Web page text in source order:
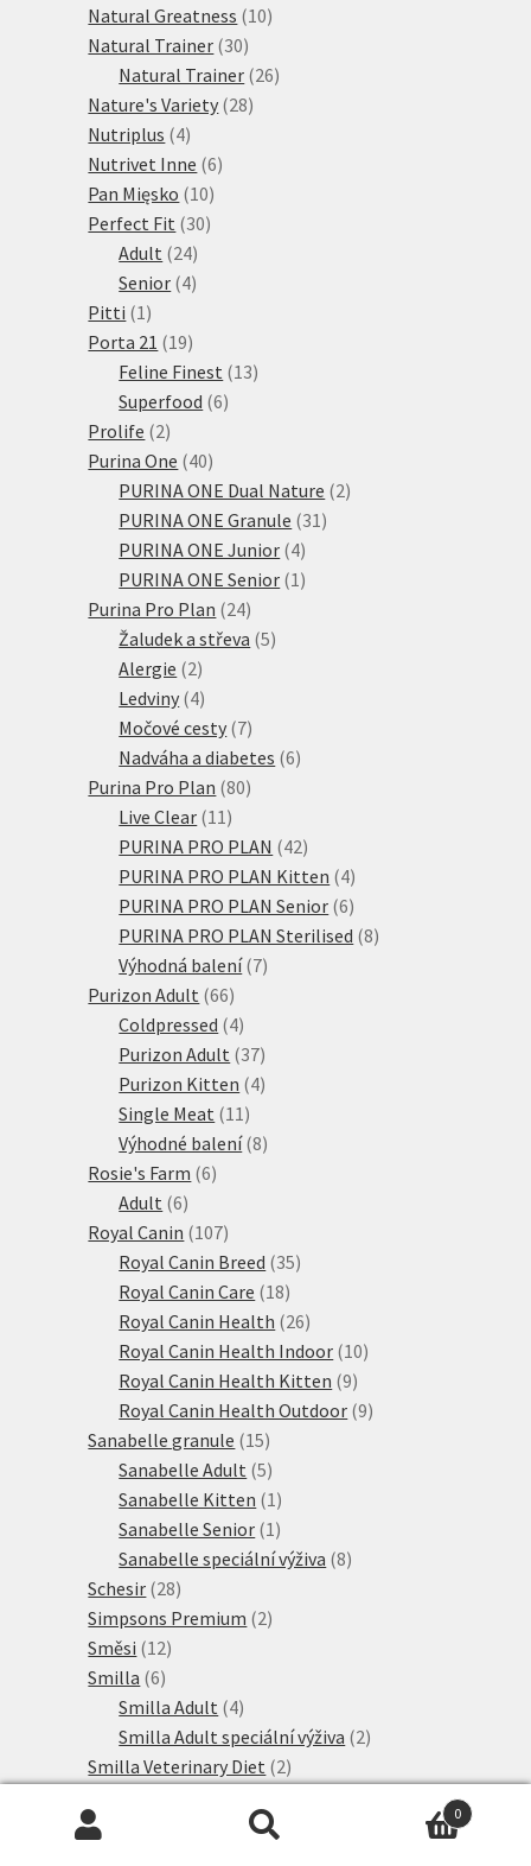
Natural Greatness 1010
Natural Trainer 3030
produktů
Natural Trainer 2626
Nature's Variety 2828
Nutriplus 44
produkty
Nutrivet Inne 66
Pan Mięsko 1010
produktů
Perfect Fit 3030
Adult 2424
produktů
Senior 44
Pitti 1 1
produkt
Porta 21 1919
produktů
Feline Finest 1313
Superfood 66
Prolife 22
produkty
Purina One 4040
produktů
PURINA ONE Dual Nature 22
PURINA ONE Granule 31 31
PURINA ONE Junior 44
produkty
PURINA ONE Senior 1 1
Purina Pro Plan 2424
produktů
Žaludek a střeva 55
Alergie 22
produkty
Ledviny 44
produkty
Močové cesty 77
produktů
Nadváha a diabetes 66
Purina Pro Plan 8080
Live Clear 11 11
produktů
PURINA PRO PLAN 4242
produktů
PURINA PRO PLAN Kitten 44
produkty
PURINA PRO PLAN Senior 66
produktů
PURINA PRO PLAN Sterilised 88
Výhodná balení 77
Purizon Adult 6666
produktů
Coldpressed 44
produkty
Purizon Adult 3737
produktů
Purizon Kitten 44
Single Meat 11 11
produktů
Výhodné balení 88
Rosie's Farm 66
Adult 66
produktů
Royal Canin 107107
produktů
Royal Canin Breed 3535
Royal Canin Care 1818
produktů
Royal Canin Health 2626
produktů
Royal Canin Health Indoor 1010
Royal Canin Health Kitten 99
produktů
Royal Canin Health Outdoor 99
Sanabelle granule 1515
produktů
Sanabelle Adult 55
produktů
Sanabelle Kitten 1 1
produkt
Sanabelle Senior 1 1
produkt
Sanabelle speciální výživa 88
Schesir 2828
produktů
Simpsons Premium 22
Směsi 1212
Smilla 66
produktů
Smilla Adult 44
produkty
Smilla Adult speciální výživa 22
Smilla Veterinary Diet 22
produktů
Taste of the Wild 1515
0